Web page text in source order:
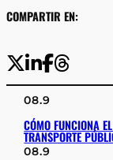
COMPARTIR EN:
08.9
CÓMO FUNCIONA
TRANSPORTE
08.9